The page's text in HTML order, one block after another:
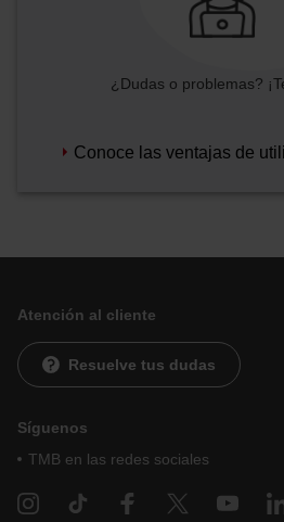
¿Dudas o problemas?
Conoce las ventajas de
Atención al cliente
Resuelve tus dudas
Síguenos
TMB en las redes sociales